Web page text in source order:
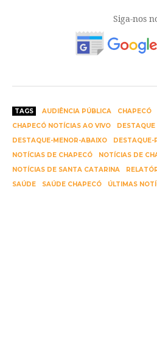
Siga-nos
TAGS AUDIÊNCIA PÚBLICA
CHAPECÓ
CHAPECÓ NOTÍCIAS AO VIVO
DESTAQUE
DESTAQUE-MENOR-ABAIXO
DESTAQUE-
NOTÍCIAS DE CHAPECÓ
NOTÍCIAS DE
NOTÍCIAS DE SANTA CATARINA
SAÚDE
SAÚDE CHAPECÓ ÚLTIMAS